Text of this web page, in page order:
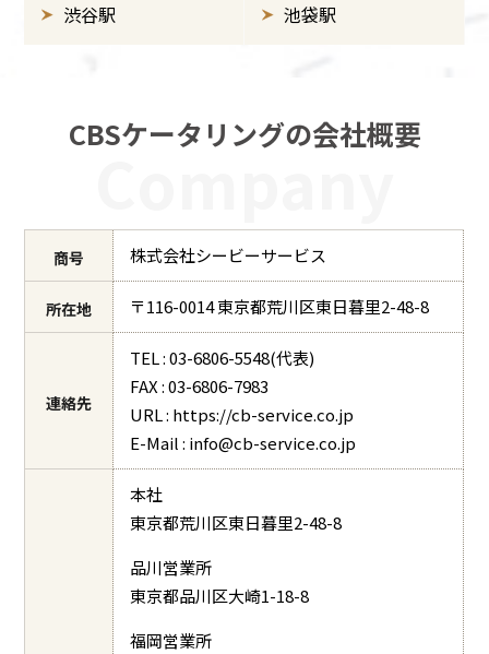
渋谷駅 池袋駅
CBSケータリングの会社概要
商号 株式会社シービーサービス
所在地 〒116-0014 東京都荒川区東日暮里2-48-8
連絡先
TEL : 03-6806-5548(代表)
FAX : 03-6806-7983
URL : https://cb-service.co.jp
E-Mail : info@cb-service.co.jp
本社
東京都荒川区東日暮里2-48-8
品川営業所
東京都品川区大崎1-18-8
福岡営業所